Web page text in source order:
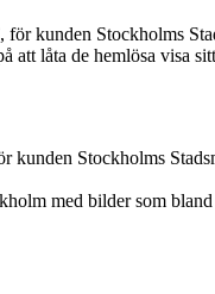
kunden Stockholms
låta de hemlösa visa
kunden Stockholms
med bilder som